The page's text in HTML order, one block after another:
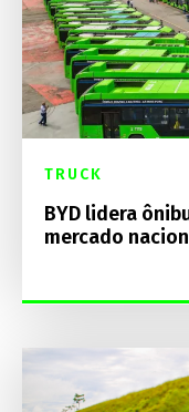
TRUCK
BYD lidera
mercado